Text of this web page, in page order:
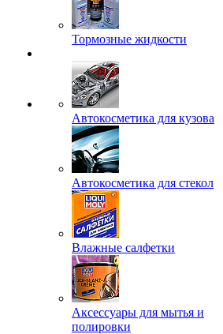
Тормозные жидкости
Автокосметика для кузова
Автокосметика для стекол
Влажные салфетки
Аксессуары для мытья и
полировки